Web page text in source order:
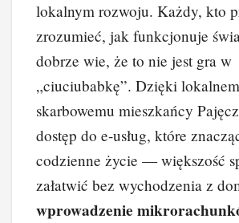
lokalnym rozwoju. Każdy, kto
zrozumieć, jak funkcjonuje
dobrze wie, że to nie jest gra w
„ciuciubabkę”. Dzięki
skarbowemu mieszkańcy
dostęp do e-usług, które
codzienne życie — większość
załatwić bez wychodzenia z
wprowadzenie